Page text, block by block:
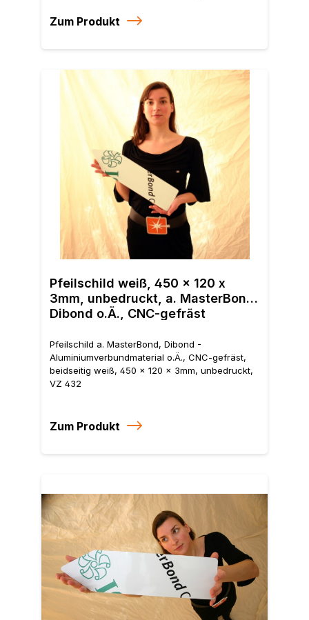
Zum Produkt
Pfeilschild weiß, 450 x 120 x
3mm, unbedruckt, a. MasterBond,
Dibond o.Ä., CNC-gefräst
Pfeilschild a. MasterBond, Dibond -
Aluminiumverbundmaterial o.Ä., CNC-gefräst,
beidseitig weiß, 450 x 120 x 3mm, unbedruckt,
VZ 432
Zum Produkt